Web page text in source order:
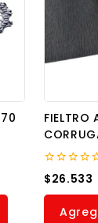
FIELTRO
0
out
of
$26.533